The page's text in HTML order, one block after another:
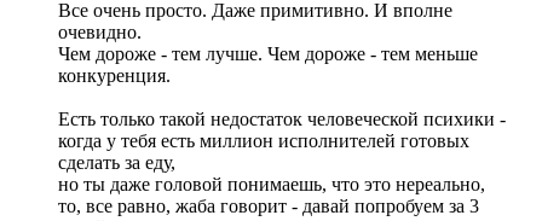
Все очень просто. Даже примитивно. И вполне
очевидно.
Чем дороже - тем лучше. Чем дороже - тем меньше
конкуренция.
Есть только такой недостаток человеческой психики -
когда у тебя есть миллион исполнителей готовых
сделать за еду,
но ты даже головой понимаешь, что это нереально,
то, все равно, жаба говорит - давай попробуем за 3